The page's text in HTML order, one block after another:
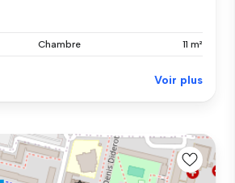
Chambre 11 m²
Voir plus